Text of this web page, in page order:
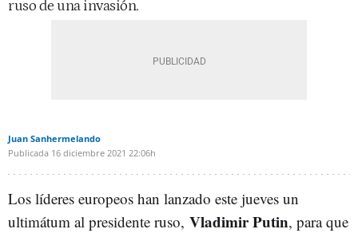
ruso de una invasión.
Juan Sanhermelando
Publicada 16 diciembre 2021 22:06h
Los líderes europeos han lanzado este jueves un
ultimátum al presidente ruso, VladimirPutin, para que